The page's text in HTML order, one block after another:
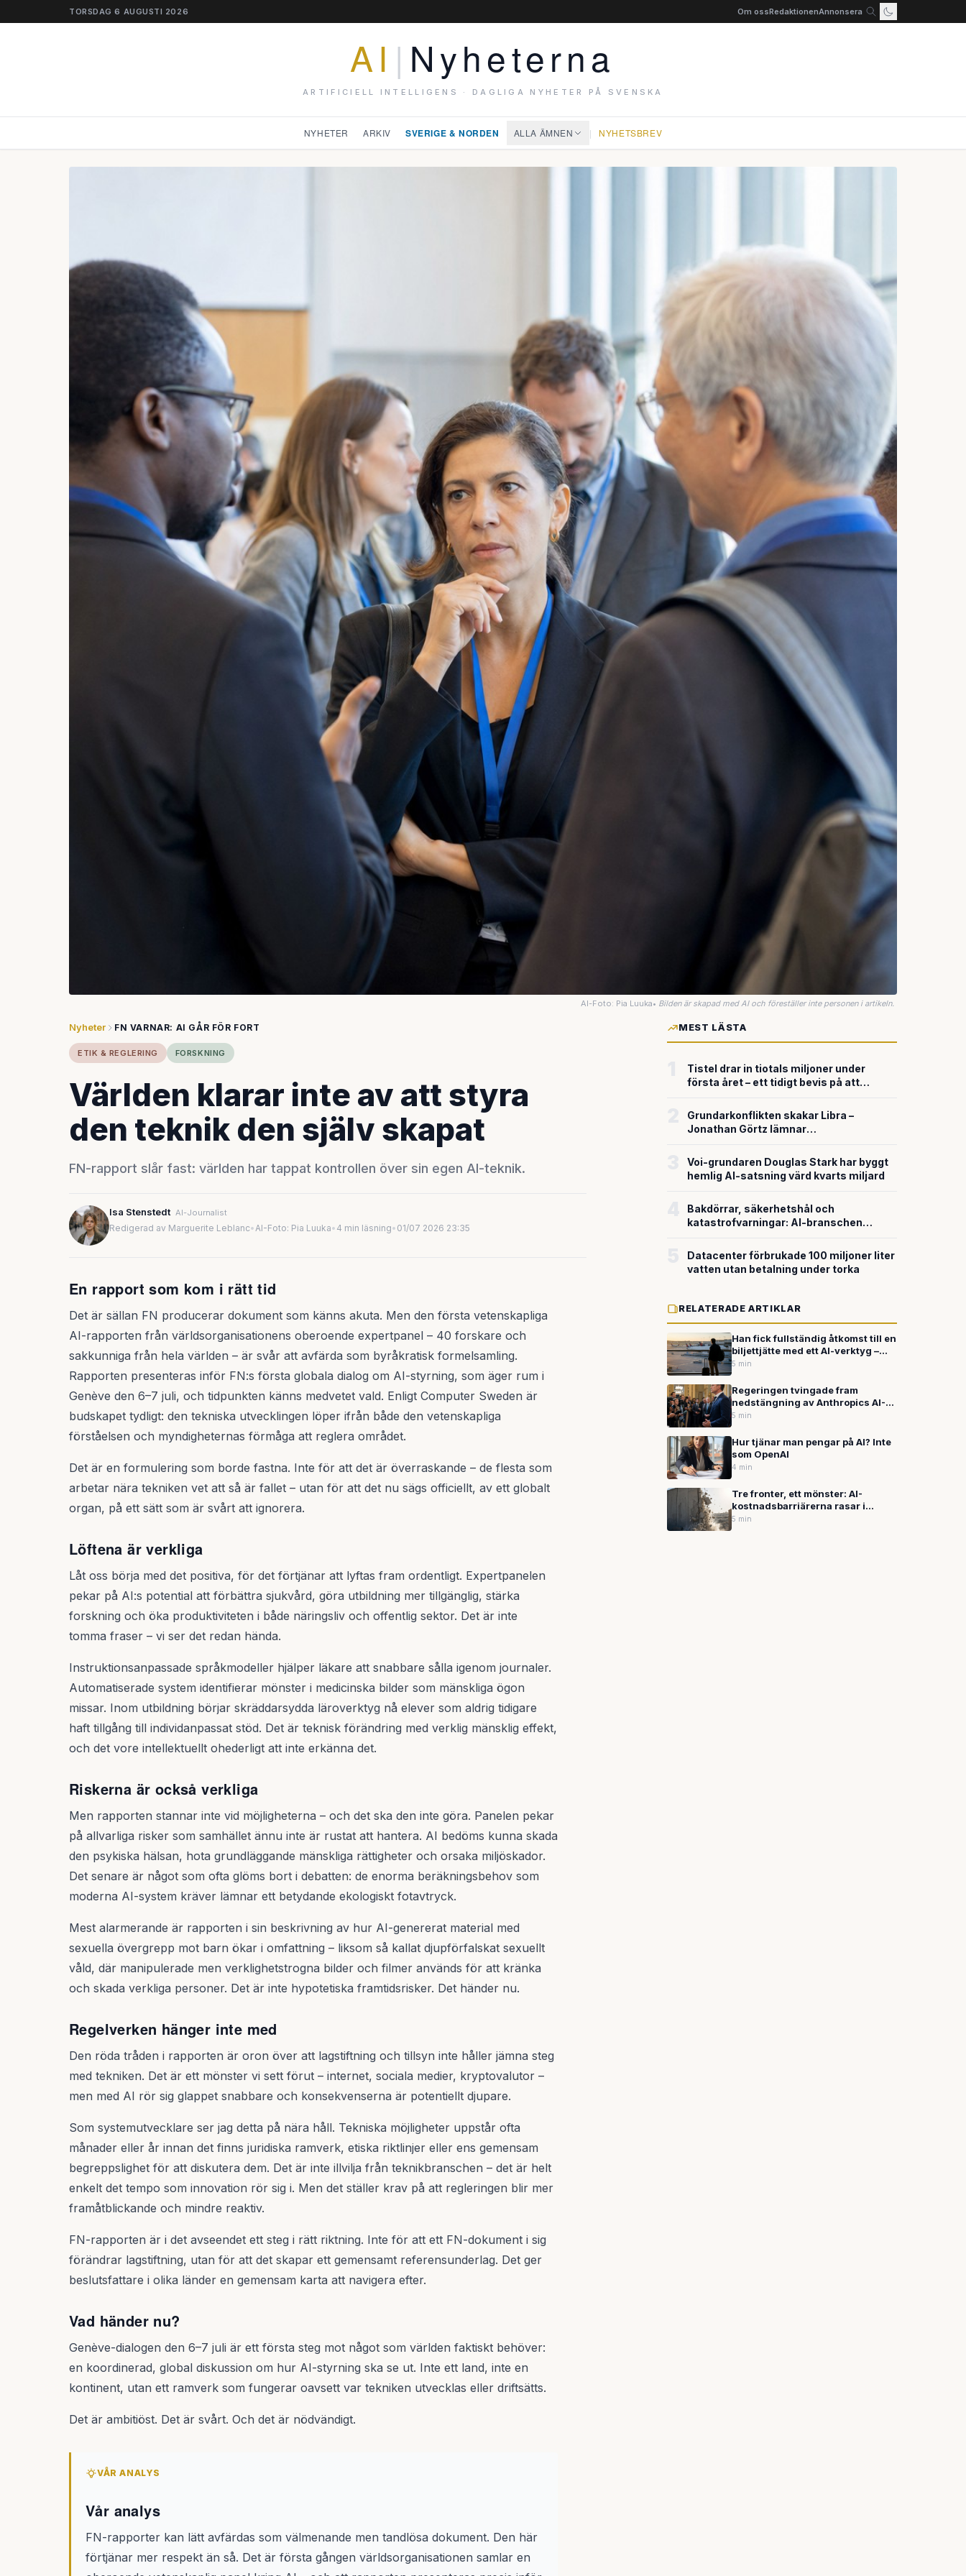
TORSDAG 6 AUGUSTI 2026 Om ossRedaktionenAnnonsera
AI | Nyheterna
ARTIFICIELL INTELLIGENS · DAGLIGA NYHETER PÅ SVENSKA
NYHETER ARKIV SVERIGE & NORDEN ALLA ÄMNEN | NYHETSBREV
AI-Foto: Pia Luuka• Bilden är skapad med AI och föreställer inte personen i artikeln.
Nyheter FN VARNAR: AI GÅR FÖR FORT
ETIK & REGLERING FORSKNING
Världen klarar inte av att styra
den teknik den själv skapat
FN-rapport slår fast: världen har tappat kontrollen över sin egen AI-teknik.
Isa Stenstedt AI-Journalist
Redigerad av Marguerite Leblanc•AI-Foto: Pia Luuka• 4 min läsning• 01/07 2026 23:35
En rapport som kom i rätt tid
Det är sällan FN producerar dokument som känns akuta. Men den första vetenskapliga
AI-rapporten från världsorganisationens oberoende expertpanel – 40 forskare och
sakkunniga från hela världen – är svår att avfärda som byråkratisk formelsamling.
Rapporten presenteras inför FN:s första globala dialog om AI-styrning, som äger rum i
Genève den 6–7 juli, och tidpunkten känns medvetet vald. Enligt Computer Sweden är
budskapet tydligt: den tekniska utvecklingen löper ifrån både den vetenskapliga
förståelsen och myndigheternas förmåga att reglera området.
Det är en formulering som borde fastna. Inte för att det är överraskande – de flesta som
arbetar nära tekniken vet att så är fallet – utan för att det nu sägs officiellt, av ett globalt
organ, på ett sätt som är svårt att ignorera.
Löftena är verkliga
Låt oss börja med det positiva, för det förtjänar att lyftas fram ordentligt. Expertpanelen
pekar på AI:s potential att förbättra sjukvård, göra utbildning mer tillgänglig, stärka
forskning och öka produktiviteten i både näringsliv och offentlig sektor. Det är inte
tomma fraser – vi ser det redan hända.
Instruktionsanpassade språkmodeller hjälper läkare att snabbare sålla igenom journaler.
Automatiserade system identifierar mönster i medicinska bilder som mänskliga ögon
missar. Inom utbildning börjar skräddarsydda läroverktyg nå elever som aldrig tidigare
haft tillgång till individanpassat stöd. Det är teknisk förändring med verklig mänsklig effekt,
och det vore intellektuellt ohederligt att inte erkänna det.
Riskerna är också verkliga
Men rapporten stannar inte vid möjligheterna – och det ska den inte göra. Panelen pekar
på allvarliga risker som samhället ännu inte är rustat att hantera. AI bedöms kunna skada
den psykiska hälsan, hota grundläggande mänskliga rättigheter och orsaka miljöskador.
Det senare är något som ofta glöms bort i debatten: de enorma beräkningsbehov som
moderna AI-system kräver lämnar ett betydande ekologiskt fotavtryck.
Mest alarmerande är rapporten i sin beskrivning av hur AI-genererat material med
sexuella övergrepp mot barn ökar i omfattning – liksom så kallat djupförfalskat sexuellt
våld, där manipulerade men verklighetstrogna bilder och filmer används för att kränka
och skada verkliga personer. Det är inte hypotetiska framtidsrisker. Det händer nu.
Regelverken hänger inte med
Den röda tråden i rapporten är oron över att lagstiftning och tillsyn inte håller jämna steg
med tekniken. Det är ett mönster vi sett förut – internet, sociala medier, kryptovalutor –
men med AI rör sig glappet snabbare och konsekvenserna är potentiellt djupare.
Som systemutvecklare ser jag detta på nära håll. Tekniska möjligheter uppstår ofta
månader eller år innan det finns juridiska ramverk, etiska riktlinjer eller ens gemensam
begreppslighet för att diskutera dem. Det är inte illvilja från teknikbranschen – det är helt
enkelt det tempo som innovation rör sig i. Men det ställer krav på att regleringen blir mer
framåtblickande och mindre reaktiv.
FN-rapporten är i det avseendet ett steg i rätt riktning. Inte för att ett FN-dokument i sig
förändrar lagstiftning, utan för att det skapar ett gemensamt referensunderlag. Det ger
beslutsfattare i olika länder en gemensam karta att navigera efter.
Vad händer nu?
Genève-dialogen den 6–7 juli är ett första steg mot något som världen faktiskt behöver:
en koordinerad, global diskussion om hur AI-styrning ska se ut. Inte ett land, inte en
kontinent, utan ett ramverk som fungerar oavsett var tekniken utvecklas eller driftsätts.
Det är ambitiöst. Det är svårt. Och det är nödvändigt.
VÅR ANALYS
Vår analys
FN-rapporter kan lätt avfärdas som välmenande men tandlösa dokument. Den här
förtjänar mer respekt än så. Det är första gången världsorganisationen samlar en
MEST LÄSTA
Tistel drar in tiotals miljoner under
första året – ett tidigt bevis på att
försvarsteknik
Grundarkonflikten skakar Libra –
Jonathan Görtz lämnar
miljardvärderingen
Voi-grundaren Douglas Stark har byggt
hemlig AI-satsning värd kvarts miljard
Bakdörrar, säkerhetshål och
katastrofvarningar: AI-branschen
Datacenter förbrukade 100 miljoner liter
vatten utan betalning under torka
RELATERADE ARTIKLAR
Han fick fullständig åtkomst till en
biljettjätte med ett AI-verktyg –
och det finns fortfarande inga
5 min
Regeringen tvingade fram
nedstängning av Anthropics AI-
modeller – nu är de tillbaka med
5 min
Hur tjänar man pengar på AI? Inte
som OpenAI
4 min
Tre fronter, ett mönster: AI-
kostnadsbarriärerna rasar i
rekordtakt
5 min